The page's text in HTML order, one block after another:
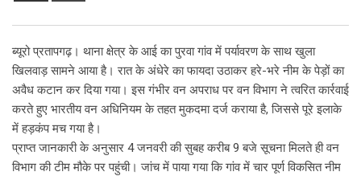
ब्यूरो प्रतापगढ़। थाना क्षेत्र के आई का पुरवा गांव में पर्यावरण के साथ खुला
खिलवाड़ सामने आया है। रात के अंधेरे का फायदा उठाकर हरे-भरे नीम के पेड़ों का
अवैध कटान कर दिया गया। इस गंभीर वन अपराध पर वन विभाग ने त्वरित कार्रवाई
करते हुए भारतीय वन अधिनियम के तहत मुकदमा दर्ज कराया है, जिससे पूरे इलाके
में हड़कंप मच गया है।
प्राप्त जानकारी के अनुसार 4 जनवरी की सुबह करीब 9 बजे सूचना मिलते ही वन
विभाग की टीम मौके पर पहुंची। जांच में पाया गया कि गांव में चार पूर्ण विकसित नीम